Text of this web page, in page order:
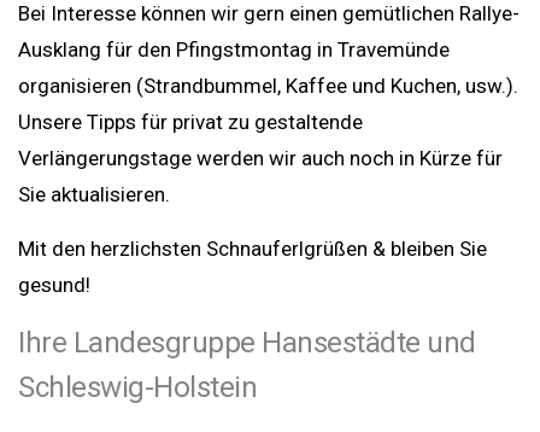
Bei Interesse können wir gern einen gemütlichen Rallye-
Ausklang für den Pfingstmontag in Travemünde
organisieren (Strandbummel, Kaffee und Kuchen, usw.).
Unsere Tipps für privat zu gestaltende
Verlängerungstage werden wir auch noch in Kürze für
Sie aktualisieren.
Mit den herzlichsten Schnauferlgrüßen & bleiben Sie
gesund!
Ihre Landesgruppe Hansestädte und
Schleswig-Holstein